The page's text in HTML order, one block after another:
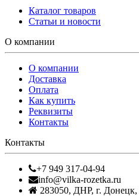
Каталог товаров
Статьи и новости
О компании
О компании
Доставка
Оплата
Как купить
Реквизиты
Контакты
Контакты
+7 949 317-04-94
info@vilka-rozetka.ru
283050, ДНР, г. Донецк,